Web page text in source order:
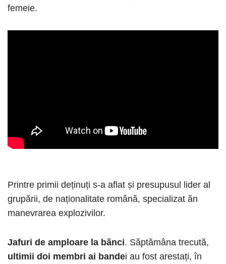
femeie.
Printre primii deținuți s-a aflat și presupusul lider al
grupării, de naționalitate română, specializat ăn
manevrarea explozivilor.
Jafuri de amploare la bănci. Săptămâna trecută,
ultimii doi membri ai bandei au fost arestați, în